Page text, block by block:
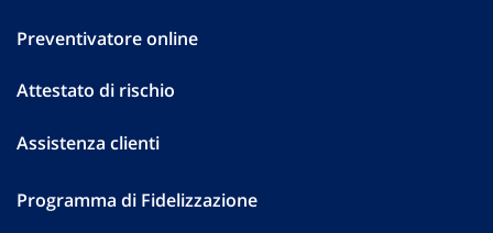
Preventivatore online
Attestato di rischio
Assistenza clienti
Programma di Fidelizzazione